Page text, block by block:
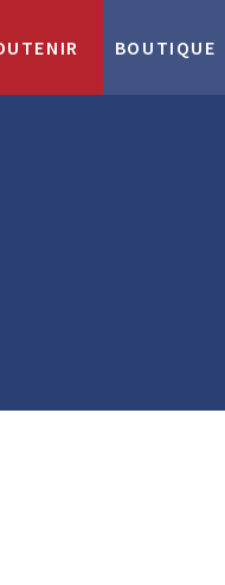
BOUTIQUE